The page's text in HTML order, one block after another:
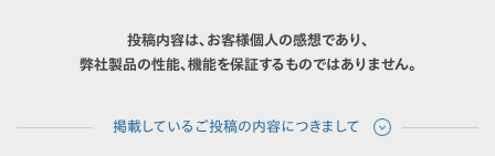
投稿内容は、お客様個人の感想であり、
弊社製品の性能、機能を保証するものではありません。